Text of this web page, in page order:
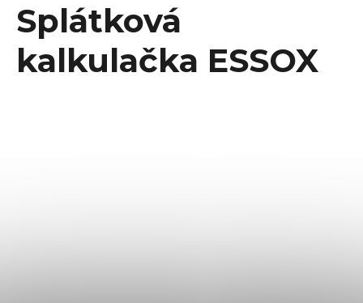
Splátková
kalkulačka ESSOX